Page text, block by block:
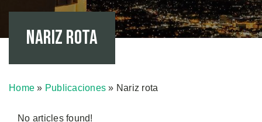
Nariz rota
Home » Publicaciones » Nariz rota
No articles found!